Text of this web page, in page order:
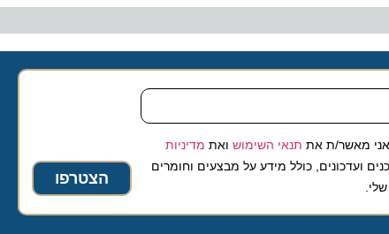
מאשר/ת אתתנאי השימושואת מדיניות
כולל מידע על מבצעים וחומרים
הצטרפו